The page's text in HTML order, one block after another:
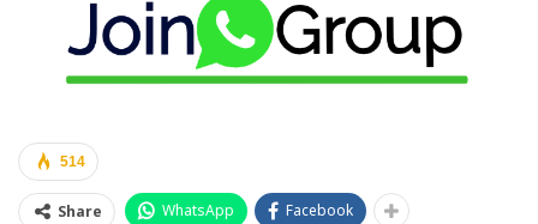
514
Share WhatsApp Facebook